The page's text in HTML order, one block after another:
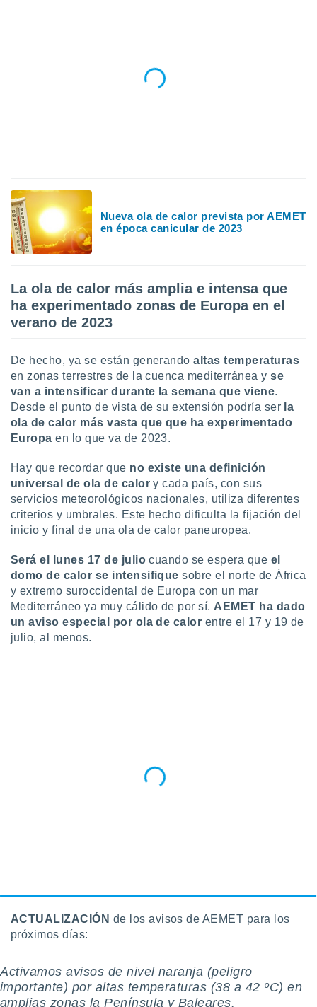
se
para
ni para
o
no
web a
únicos
similares
como
sitio
IP
de
posible
traten tus
en
un
perfiles
Nueva ola de calor prevista por AEMET
en época canicular de 2023
La ola de calor más amplia e intensa que
ha experimentado zonas de Europa en el
verano de 2023
De hecho, ya se están generandoaltas temperaturas
en zonas terrestres de la cuenca mediterránea yse
van a intensificar durante la semana que viene.
Desde el punto de vista de su extensión podría ser la
ola de calor más vasta que que ha experimentado
Europa en lo que va de 2023.
Hay que recordar que no existe una definición
universal de ola de calor y cada país, con sus
servicios meteorológicos nacionales, utiliza diferentes
criterios y umbrales. Este hecho dificulta la fijación del
inicio y final de una ola de calor paneuropea.
Será el lunes 17 de julio cuando se espera que el
domo de calor se intensifique sobre el norte de África
y extremo suroccidental de Europa con un mar
Mediterráneo ya muy cálido de por sí. AEMET ha dado
un aviso especial por ola de calor entre el 17 y 19 de
julio, al menos.
ACTUALIZACIÓN de los avisos de AEMET para los
próximos días:
️Activamos avisos de nivel naranja (peligro
importante) por altas temperaturas (38 a 42 ºC) en
amplias zonas la Península y Baleares.